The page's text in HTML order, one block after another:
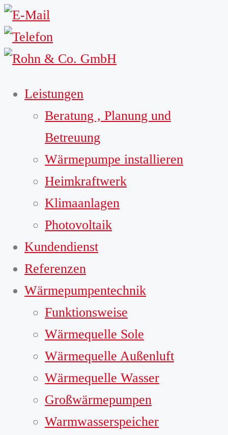
Leistungen
Beratung , Planung und
Betreuung
Wärmepumpe installieren
Heimkraftwerk
Klimaanlagen
Photovoltaik
Kundendienst
Referenzen
Wärmepumpentechnik
Funktionsweise
Wärmequelle Sole
Wärmequelle Außenluft
Wärmequelle Wasser
Großwärmepumpen
Warmwasserspeicher